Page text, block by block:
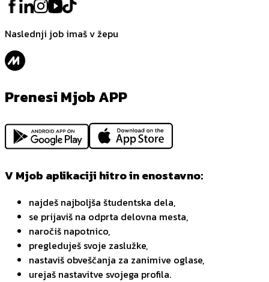
Naslednji job imaš v žepu
Prenesi Mjob APP
V Mjob aplikaciji hitro in enostavno:
najdeš najboljša študentska dela,
se prijaviš na odprta delovna mesta,
naročiš napotnico,
pregleduješ svoje zaslužke,
nastaviš obveščanja za zanimive oglase,
urejaš nastavitve svojega profila.